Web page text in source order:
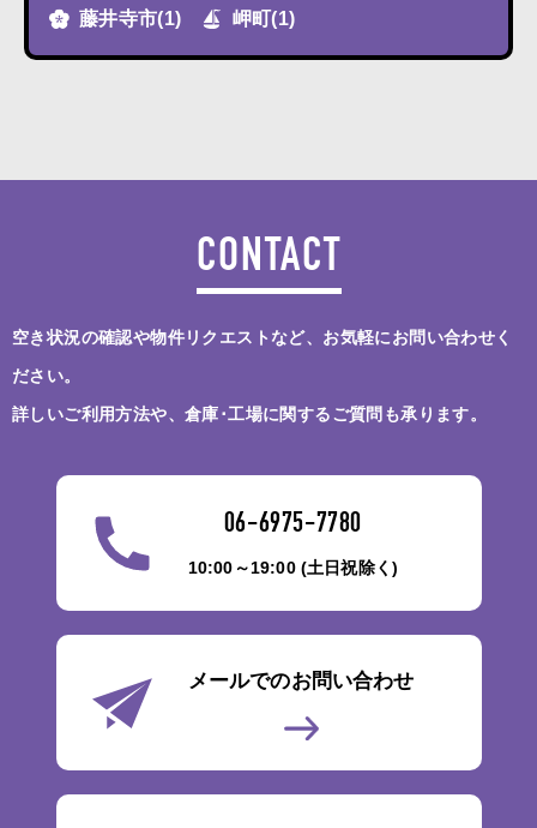
藤井寺市(1) 岬町(1)
CONTACT
空き状況の確認や物件リクエストなど、お気軽にお問い合わせく
ださい。
詳しいご利用方法や、倉庫･工場に関するご質問も承ります。
06-6975-7780
10:00～19:00 (土日祝除く)
メールでのお問い合わせ